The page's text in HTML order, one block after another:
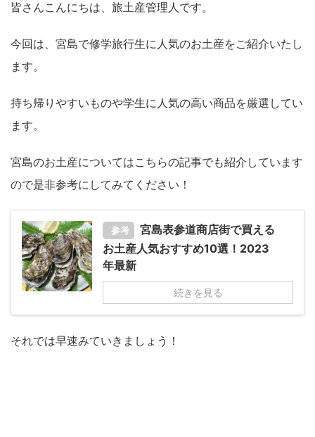
皆さんこんにちは、旅土産管理人です。
今回は、宮島で修学旅行生に人気のお土産をご紹介いたし
ます。
持ち帰りやすいものや学生に人気の高い商品を厳選してい
ます。
宮島のお土産についてはこちらの記事でも紹介しています
ので是非参考にしてみてください！
参考
宮島表参道商店街で買える
お土産人気おすすめ10選！2023
年最新
続きを見る
それでは早速みていきましょう！